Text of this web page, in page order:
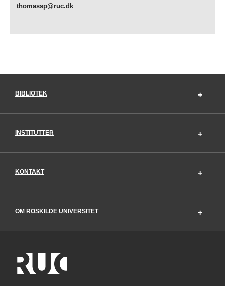
thomassp@ruc.dk
BIBLIOTEK
INSTITUTTER
KONTAKT
OM ROSKILDE UNIVERSITET